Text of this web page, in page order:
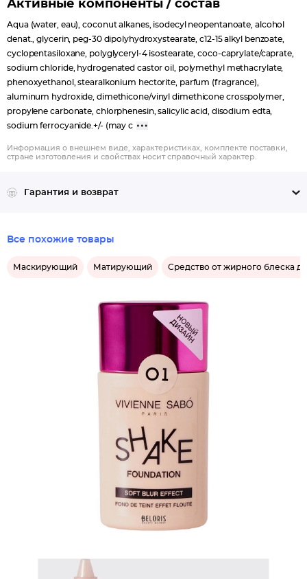
Активные компоненты / состав
Aqua (water, eau), coconut alkanes, isodecyl neopentanoate, alcohol
denat., glycerin, peg-30 dipolyhydroxystearate, c12-15 alkyl benzoate,
cyclopentasiloxane, polyglyceryl-4 isostearate, coco-caprylate/caprate,
sodium chloride, hydrogenated castor oil, polymethyl methacrylate,
phenoxyethanol, stearalkonium hectorite, parfum (fragrance),
aluminum hydroxide, dimethicone/vinyl dimethicone crosspolymer,
propylene carbonate, chlorphenesin, salicylic acid, disodium edta,
sodium ferrocyanide.+/- (may c
Информация о внешнем виде, характеристиках, комплекте поставки,
стране изготовления и свойствах носит справочный характер.
Гарантия и возврат
Все похожие товары
Маскирующий Матирующий Средство от жирного блеска